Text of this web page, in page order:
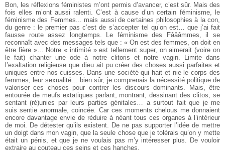
Bon, les réflexions féministes m’ont permis d’avancer, c’est sûr. Mais des
fois elles m’ont aussi ralenti. C’est à cause d’un certain féminisme, le
féminisme des Femmes... mais aussi de certaines philosophies à la con,
du genre : le premier pas c’est de s’accepter tel qu’on est… que j’ai fait
fausse route assez longtemps. Le féminisme des Fâââmmes, il se
reconnaît avec des messages tels que : « On est des femmes, on doit en
être fière »… Notre « intimité » est tellement super, on aimerait (voire on
le fait) chanter une ode à notre clitoris et notre vagin. Limite dans
l’exaltation religieuse que dieu ait pu créer des choses aussi parfaites et
uniques entre nos cuisses. Dans une société qui hait et nie le corps des
femmes, leur sexualité… bien sûr, je comprenais la nécessité politique de
valoriser ces choses pour contrer les discours dominants. Mais, être
entourée de meufs extatiques parlant, montrant, dessinant des clitos, se
sentant (ré)unies par leurs parties génitales… a surtout fait que je me
suis sentie anormale, coincée. Car ces moments chelous me donnaient
encore davantage envie de réduire à néant tous ces organes à l’intérieur
de moi. De détester qu’ils existent. De ne pas supporter l’idée de mettre
un doigt dans mon vagin, que la seule chose que je tolérais qu’on y mette
était un pénis, et que je ne voulais pas m’y intéresser plus. De vouloir
extraire au couteau ces seins et ces hanches.